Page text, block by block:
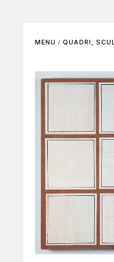
Riferimenti bibliografici
GALLERIE DI
MENU /QUADRI,